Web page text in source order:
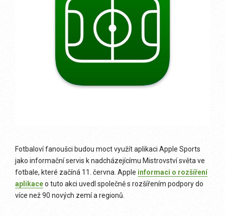
Fotbaloví fanoušci budou moct využít aplikaci Apple Sports
jako informační servis k nadcházejícímu Mistrovství světa ve
fotbale, které začíná 11. června. Apple informaci o rozšíření
aplikaceo tuto akci uvedl společně s rozšířením podpory do
více než 90 nových zemí a regionů.